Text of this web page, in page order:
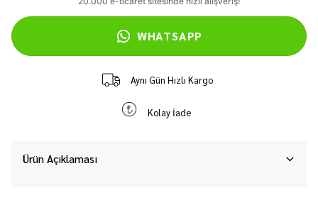
WHATSAPP
Aynı Gün Hızlı Kargo
Kolay İade
Ürün Açıklaması